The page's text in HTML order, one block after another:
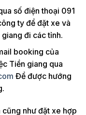
số điện thoại 091
ty để đặt xe và
đi các tỉnh.
booking của
Tiền giang qua
Để được hướng
cũng như đặt xe hợp